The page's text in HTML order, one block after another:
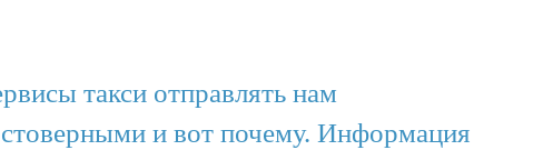
такси отправлять нам
и вот почему. Информация